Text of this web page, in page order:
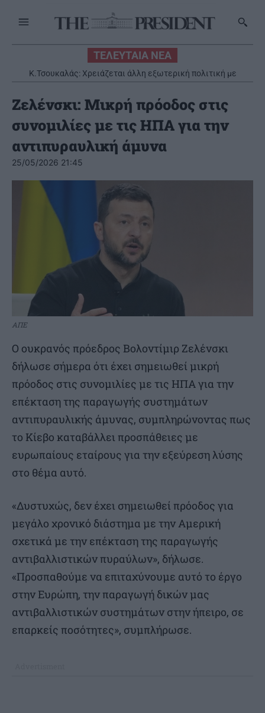
ΤΕΛΕΥΤΑΙΑ ΝΕΑ
Κ.Τσουκαλάς: Xρειάζεται άλλη εξωτερική πολιτική με
στρατηγικό βάθος
Ζελένσκι: Mικρή πρόοδος στις
συνομιλίες με τις ΗΠΑ για την
αντιπυραυλική άμυνα
25/05/2026 21:45
ΑΠΕ
Ο ουκρανός πρόεδρος Βολοντίμιρ Ζελένσκι
δήλωσε σήμερα ότι έχει σημειωθεί μικρή
πρόοδος στις συνομιλίες με τις ΗΠΑ για την
επέκταση της παραγωγής συστημάτων
αντιπυραυλικής άμυνας, συμπληρώνοντας πως
το Κίεβο καταβάλλει προσπάθειες με
ευρωπαίους εταίρους για την εξεύρεση λύσης
στο θέμα αυτό.
«Δυστυχώς, δεν έχει σημειωθεί πρόοδος για
μεγάλο χρονικό διάστημα με την Αμερική
σχετικά με την επέκταση της παραγωγής
αντιβαλλιστικών πυραύλων», δήλωσε.
«Προσπαθούμε να επιταχύνουμε αυτό το έργο
στην Ευρώπη, την παραγωγή δικών μας
αντιβαλλιστικών συστημάτων στην ήπειρο, σε
επαρκείς ποσότητες», συμπλήρωσε.